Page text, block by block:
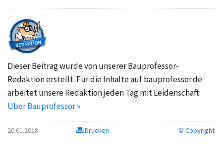
Dieser Beitrag wurde von unserer Bauprofessor-
Redaktion erstellt. Für die Inhalte auf bauprofessor.de
arbeitet unsere Redaktion jeden Tag mit Leidenschaft.
Über Bauprofessor »
20.01.2018 Drucken © Copyright